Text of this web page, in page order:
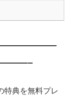
特典を無料プレ